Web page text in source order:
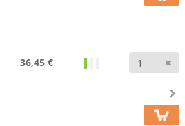
36,45 €